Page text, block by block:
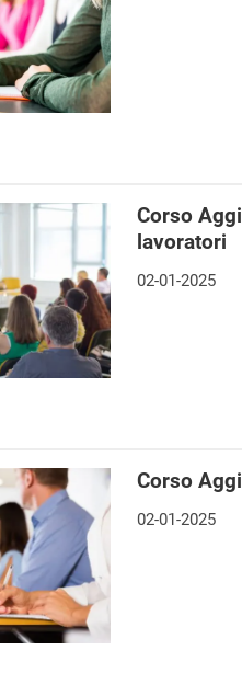
Corso
lavoratori
02-01-2025
Corso
02-01-2025